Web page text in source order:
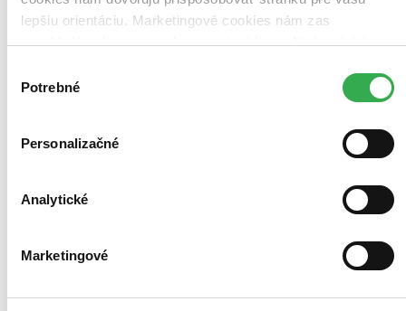
lepšiu orientáciu. Marketingové cookies nám zas
umožňujú zobrazenie relevantnej reklamy. Niektoré údaje
keby sme mohli používať všetky tieto cookies. Ďakujeme!
súhlasu
Potrebné
Personalizačné
Analytické
Marketingové
Najlacnejšie
Najvyššia zľava